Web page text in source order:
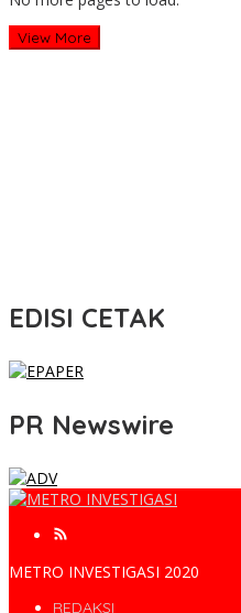
View More
EDISI CETAK
PR Newswire
METRO INVESTIGASI 2020
REDAKSI